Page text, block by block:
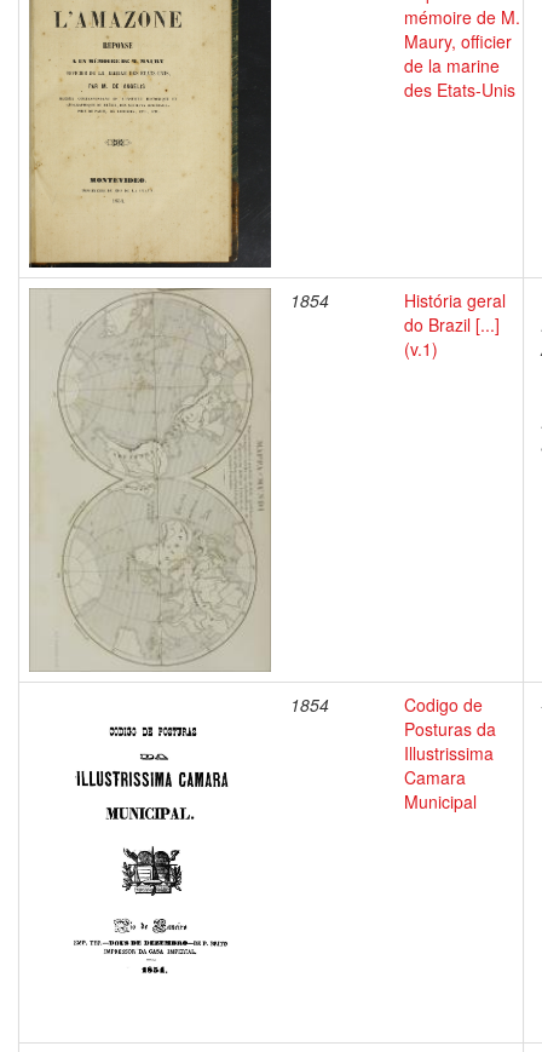
mémoire de M.
Maury, officier
de la marine
des Etats-Unis
1854
História geral
do Brazil [...]
(v.1)
1854
Codigo de
Posturas da
Illustrissima
Camara
Municipal